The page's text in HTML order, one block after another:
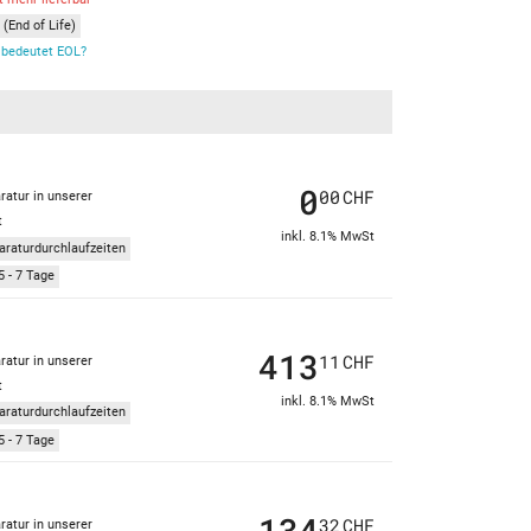
(End of Life)
EOL?
in unserer
- 7 Tage
000CHF
inkl. 8.1% MwSt
in unserer
- 7 Tage
41311 CHF
inkl. 8.1% MwSt
in unserer 32CHF